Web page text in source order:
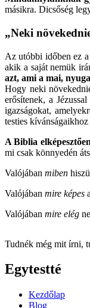
másikra. Dicsőség
„Neki
Az utóbbi időben ez
akik a saját nemük
azt, ami a mai,
Hogy neki
erősítenek, a
igazságokat,
testies
A Biblia
mi csak könnyedén
Valójában miben
Valójában mire képes
Valójában mire elég
Tudnék még mit írni,
Egytestté
Kezdőlap
Blog